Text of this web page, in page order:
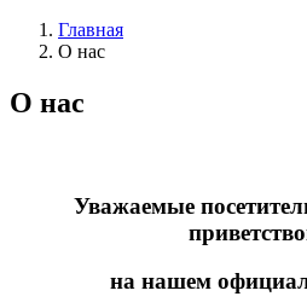
Главная
О нас
О нас
Уважаемые
на нашем